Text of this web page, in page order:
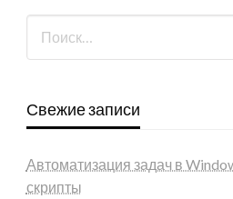
Свежие записи
Автоматизация задач в
скрипты